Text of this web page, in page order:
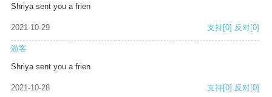
Shriya sent you a frien
2021-10-29 支持[0] 反对[0]
游客
Shriya sent you a frien
2021-10-28 支持[0] 反对[0]